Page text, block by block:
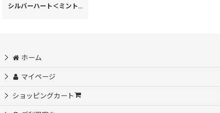
シルバーハート＜ミントグリーン＞ パスカードホルダー［t］
ホーム
マイページ
ショッピングカート